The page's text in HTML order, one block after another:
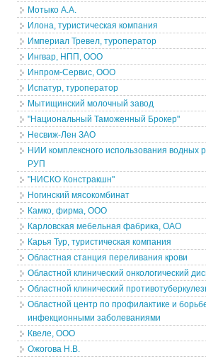
Мотыко А.А.
Илона, туристическая компания
Империал Тревел, туроператор
Ингвар, НПП, ООО
Инпром-Сервис, ООО
Испатур, туроператор
Мытищинский молочный завод
"Национальный Таможенный Брокер"
Несвиж-Лен ЗАО
НИИ комплексного использования водных
РУП
"НИСКО Констракшн"
Ногинский мясокомбинат
Камко, фирма, ООО
Карловская мебельная фабрика, ОАО
Карья Тур, туристическая компания
Областная станция переливания крови
Областной клинический онкологический
Областной клинический
Областной центр по профилактике и
инфекционными заболеваниями
Квеле, ООО
Ожогова Н.В.